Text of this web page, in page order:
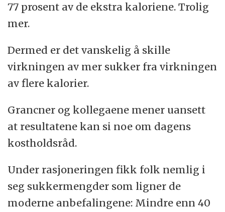
77 prosent av de ekstra kaloriene. Trolig
mer.
Dermed er det vanskelig å skille
virkningen av mer sukker fra virkningen
av flere kalorier.
Grancner og kollegaene mener uansett
at resultatene kan si noe om dagens
kostholdsråd.
Under rasjoneringen fikk folk nemlig i
seg sukkermengder som ligner de
moderne anbefalingene: Mindre enn 40